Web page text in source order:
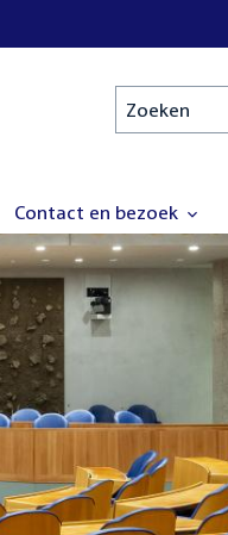
Zoeken
Contact en bezoek